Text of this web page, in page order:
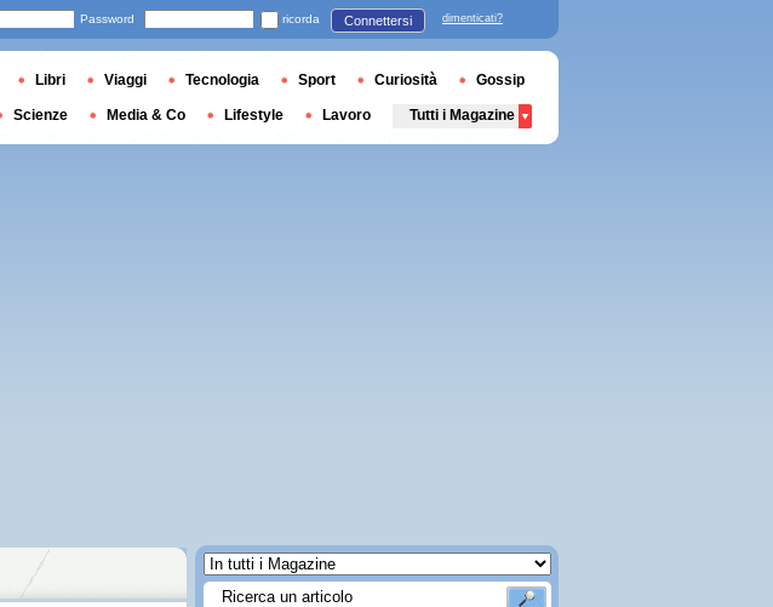
Password ricorda Connettersi dimenticati?
Libri Viaggi Tecnologia Sport Curiosità Gossip
Scienze Media & Co Lifestyle Lavoro Tutti i Magazine